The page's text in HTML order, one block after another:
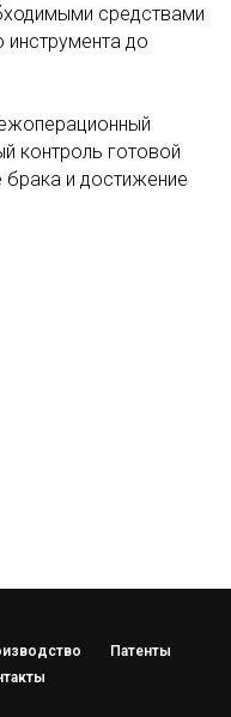
средствами
инструмента до
контроль готовой
брака и достижение
Патенты